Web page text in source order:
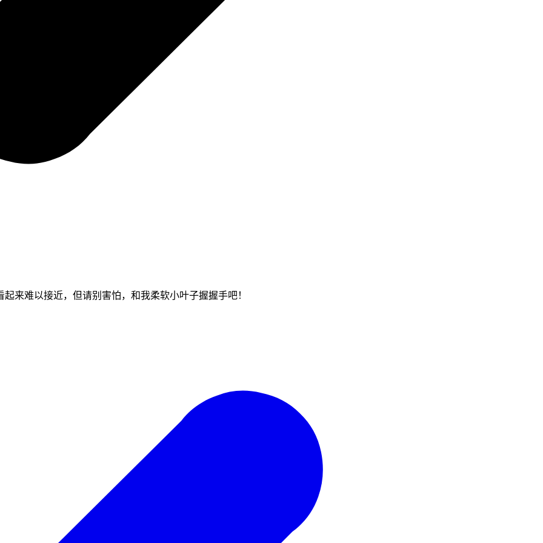
来难以接近，但请别害怕，和我柔软小叶子握握手吧！